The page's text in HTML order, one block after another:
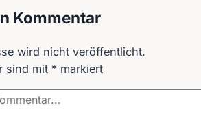
Kommentar
wird nicht veröffentlicht.
sind mit * markiert